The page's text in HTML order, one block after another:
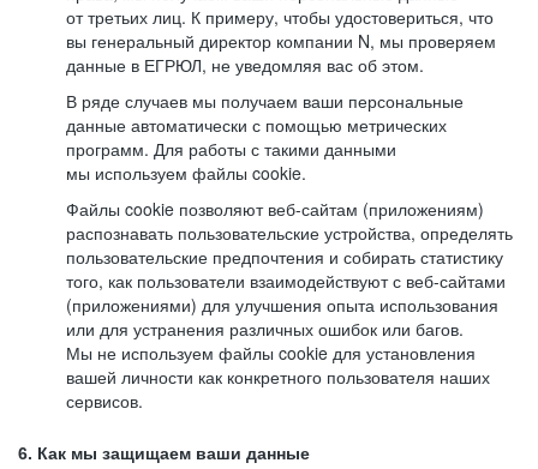
от третьих лиц. К примеру, чтобы удостовериться, что
вы генеральный директор компании N, мы проверяем
данные в ЕГРЮЛ, не уведомляя вас об этом.
В ряде случаев мы получаем ваши персональные
данные автоматически с помощью метрических
программ. Для работы с такими данными
мы используем файлы cookie.
Файлы cookie позволяют веб-сайтам (приложениям)
распознавать пользовательские устройства, определять
пользовательские предпочтения и собирать статистику
того, как пользователи взаимодействуют с веб-сайтами
(приложениями) для улучшения опыта использования
или для устранения различных ошибок или багов.
Мы не используем файлы cookie для установления
вашей личности как конкретного пользователя наших
сервисов.
6. Как мы защищаем ваши данные